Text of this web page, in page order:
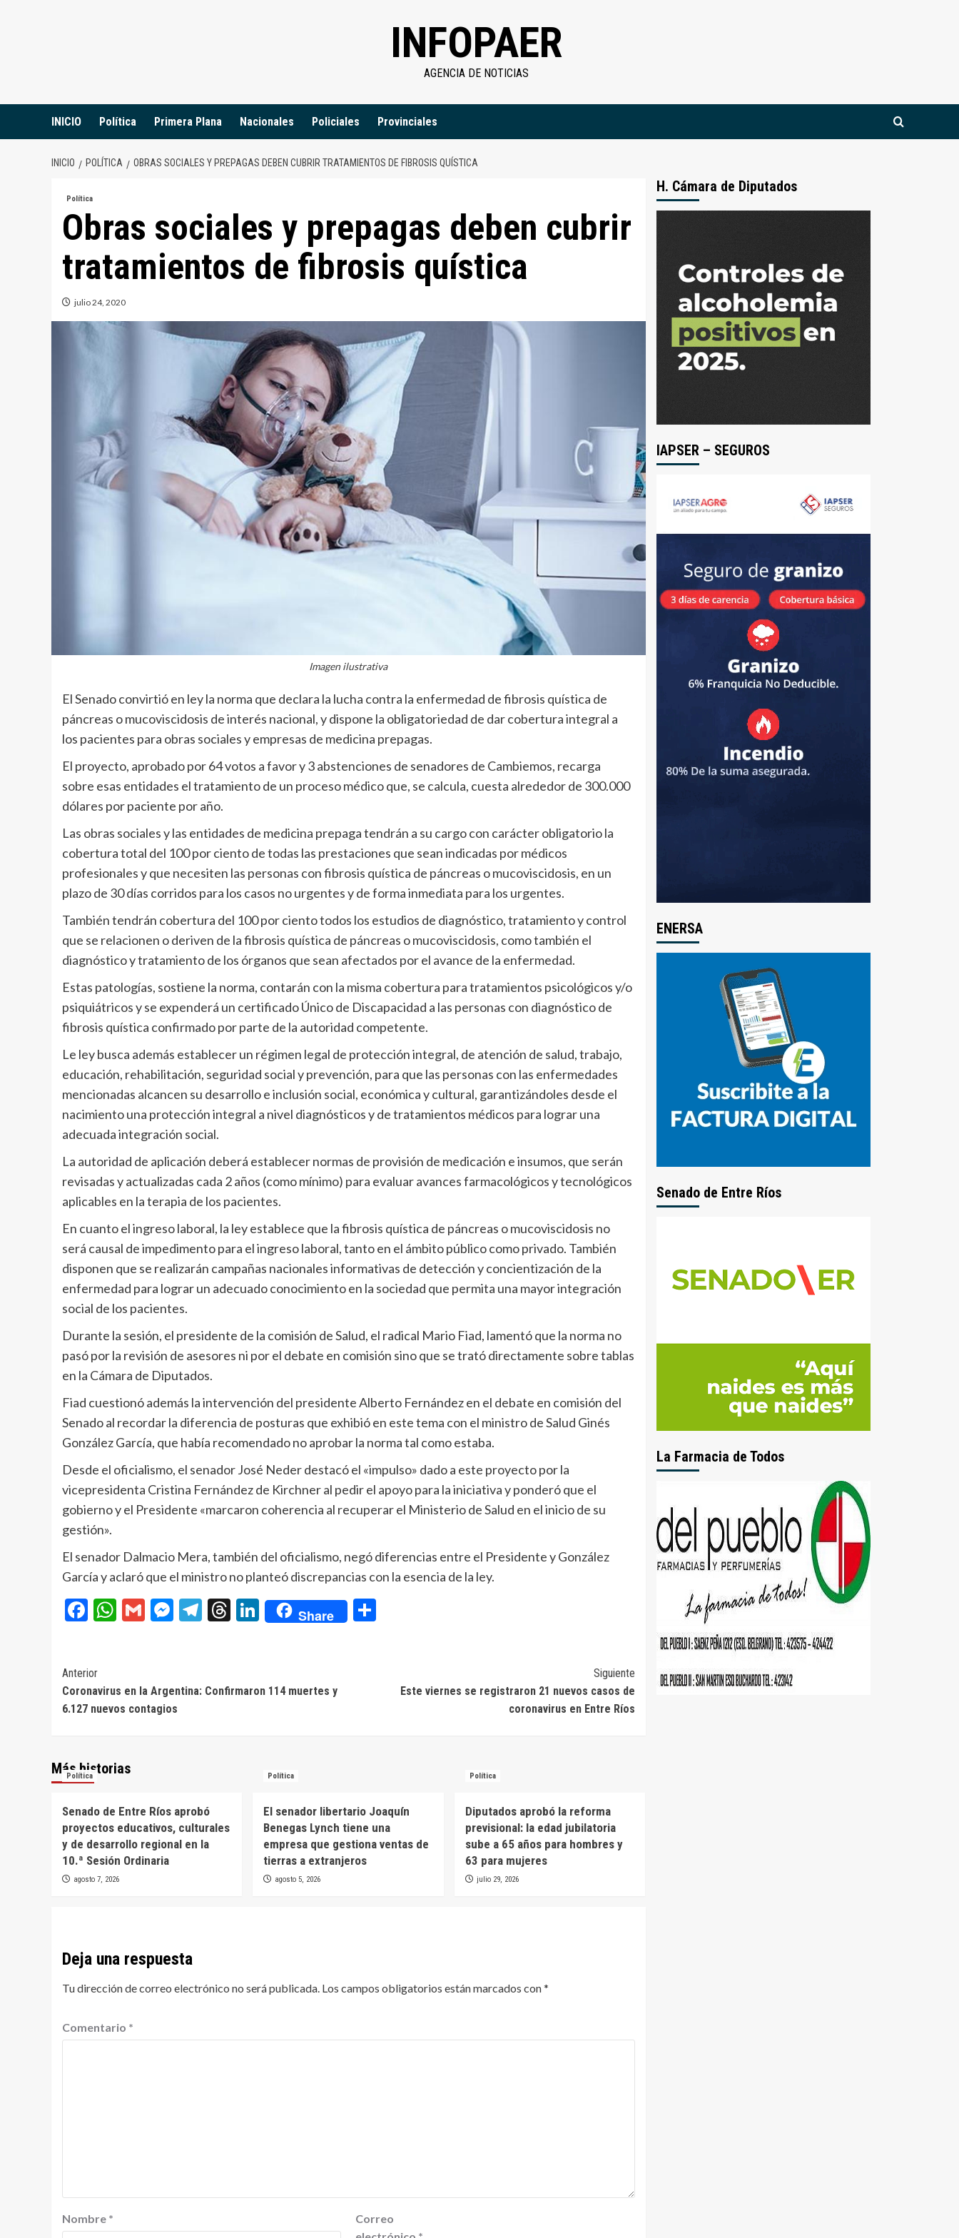
INFOPAER
AGENCIA DE NOTICIAS
INICIO Política Primera Plana Nacionales Policiales Provinciales
INICIO POLÍTICA OBRAS SOCIALES Y PREPAGAS DEBEN CUBRIR TRATAMIENTOS DE FIBROSIS QUÍSTICA
Política
Obras sociales y prepagas deben cubrir
tratamientos de fibrosis quística
julio 24, 2020
Imagen ilustrativa
El Senado convirtió en ley la norma que declara la lucha contra la enfermedad de fibrosis quística de
páncreas o mucoviscidosis de interés nacional, y dispone la obligatoriedad de dar cobertura integral a
los pacientes para obras sociales y empresas de medicina prepagas.
El proyecto, aprobado por 64 votos a favor y 3 abstenciones de senadores de Cambiemos, recarga
sobre esas entidades el tratamiento de un proceso médico que, se calcula, cuesta alrededor de 300.000
dólares por paciente por año.
Las obras sociales y las entidades de medicina prepaga tendrán a su cargo con carácter obligatorio la
cobertura total del 100 por ciento de todas las prestaciones que sean indicadas por médicos
profesionales y que necesiten las personas con fibrosis quística de páncreas o mucoviscidosis, en un
plazo de 30 días corridos para los casos no urgentes y de forma inmediata para los urgentes.
También tendrán cobertura del 100 por ciento todos los estudios de diagnóstico, tratamiento y control
que se relacionen o deriven de la fibrosis quística de páncreas o mucoviscidosis, como también el
diagnóstico y tratamiento de los órganos que sean afectados por el avance de la enfermedad.
Estas patologías, sostiene la norma, contarán con la misma cobertura para tratamientos psicológicos y/o
psiquiátricos y se expenderá un certificado Único de Discapacidad a las personas con diagnóstico de
fibrosis quística confirmado por parte de la autoridad competente.
Le ley busca además establecer un régimen legal de protección integral, de atención de salud, trabajo,
educación, rehabilitación, seguridad social y prevención, para que las personas con las enfermedades
mencionadas alcancen su desarrollo e inclusión social, económica y cultural, garantizándoles desde el
nacimiento una protección integral a nivel diagnósticos y de tratamientos médicos para lograr una
adecuada integración social.
La autoridad de aplicación deberá establecer normas de provisión de medicación e insumos, que serán
revisadas y actualizadas cada 2 años (como mínimo) para evaluar avances farmacológicos y tecnológicos
aplicables en la terapia de los pacientes.
En cuanto el ingreso laboral, la ley establece que la fibrosis quística de páncreas o mucoviscidosis no
será causal de impedimento para el ingreso laboral, tanto en el ámbito público como privado. También
disponen que se realizarán campañas nacionales informativas de detección y concientización de la
enfermedad para lograr un adecuado conocimiento en la sociedad que permita una mayor integración
social de los pacientes.
Durante la sesión, el presidente de la comisión de Salud, el radical Mario Fiad, lamentó que la norma no
pasó por la revisión de asesores ni por el debate en comisión sino que se trató directamente sobre tablas
en la Cámara de Diputados.
Fiad cuestionó además la intervención del presidente Alberto Fernández en el debate en comisión del
Senado al recordar la diferencia de posturas que exhibió en este tema con el ministro de Salud Ginés
González García, que había recomendado no aprobar la norma tal como estaba.
Desde el oficialismo, el senador José Neder destacó el «impulso» dado a este proyecto por la
vicepresidenta Cristina Fernández de Kirchner al pedir el apoyo para la iniciativa y ponderó que el
gobierno y el Presidente «marcaron coherencia al recuperar el Ministerio de Salud en el inicio de su
gestión».
El senador Dalmacio Mera, también del oficialismo, negó diferencias entre el Presidente y González
García y aclaró que el ministro no planteó discrepancias con la esencia de la ley.
Facebook
WhatsApp
GmailMessenger
Telegram
Threads
LinkedIn
Share
Navegación
de
Anterior
Coronavirus en la Argentina: Confirmaron 114 muertes y
6.127 nuevos contagios
Siguiente
Este viernes se registraron 21 nuevos casos de
coronavirus en Entre Ríos
Más historias
Política
Senado de Entre Ríos aprobó
proyectos educativos, culturales
y de desarrollo regional en la
10.ª Sesión Ordinaria
agosto 7, 2026
Política
El senador libertario Joaquín
Benegas Lynch tiene una
empresa que gestiona ventas de
tierras a extranjeros
agosto 5, 2026
Política
Diputados aprobó la reforma
previsional: la edad jubilatoria
sube a 65 años para hombres y
63 para mujeres
julio 29, 2026
Deja una respuesta
Tu dirección de correo electrónico no será publicada. Los campos obligatorios están marcados con*
Comentario *
Nombre *
Correo
H. Cámara de Diputados
IAPSER – SEGUROS
ENERSA
Senado de Entre Ríos
La Farmacia de Todos